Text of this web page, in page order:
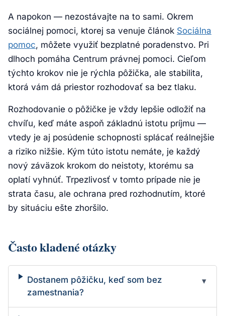
A napokon — nezostávajte na to sami. Okrem
sociálnej pomoci, ktorej sa venuje článok Sociálna
pomoc, môžete využiť bezplatné poradenstvo. Pri
dlhoch pomáha Centrum právnej pomoci. Cieľom
týchto krokov nie je rýchla pôžička, ale stabilita,
ktorá vám dá priestor rozhodovať sa bez tlaku.
Rozhodovanie o pôžičke je vždy lepšie odložiť na
chvíľu, keď máte aspoň základnú istotu príjmu —
vtedy je aj posúdenie schopnosti splácať reálnejšie
a riziko nižšie. Kým túto istotu nemáte, je každý
nový záväzok krokom do neistoty, ktorému sa
oplatí vyhnúť. Trpezlivosť v tomto prípade nie je
strata času, ale ochrana pred rozhodnutím, ktoré
by situáciu ešte zhoršilo.
Často kladené otázky
Dostanem pôžičku, keď som bez
zamestnania?
▾